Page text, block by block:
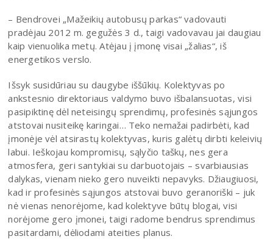
– Bendrovei „Mažeikių autobusų parkas“ vadovauti
pradėjau 2012 m. gegužės 3 d., taigi vadovavau jai daugiau
kaip vienuolika metų. Atėjau į įmonę visai „žalias“, iš
energetikos verslo.
Išsyk susidūriau su daugybe iššūkių. Kolektyvas po
ankstesnio direktoriaus valdymo buvo išbalansuotas, visi
pasipiktinę dėl neteisingų sprendimų, profesinės sąjungos
atstovai nusiteikę karingai… Teko nemažai padirbėti, kad
įmonėje vėl atsirastų kolektyvas, kuris galėtų dirbti keleivių
labui. Ieškojau kompromisų, sąlyčio taškų, nes gera
atmosfera, geri santykiai su darbuotojais – svarbiausias
dalykas, vienam nieko gero nuveikti nepavyks. Džiaugiuosi,
kad ir profesinės sąjungos atstovai buvo geranoriški – juk
nė vienas nenorėjome, kad kolektyve būtų blogai, visi
norėjome gero įmonei, taigi radome bendrus sprendimus
pasitardami, dėliodami ateities planus.